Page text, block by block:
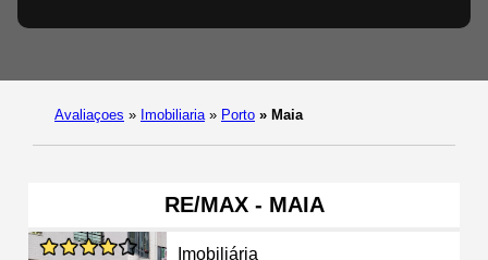
Avaliaçoes » Imobiliaria » Porto » Maia
RE/MAX - MAIA
Imobiliária